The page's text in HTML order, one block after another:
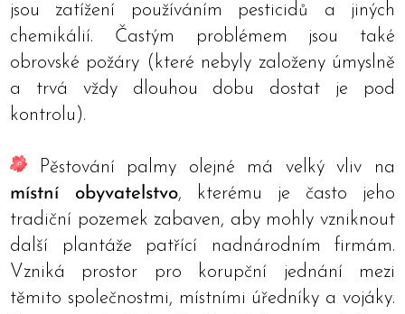
jsou zatížení používáním pesticidů a jiných
chemikálií. Častým problémem jsou také
obrovské požáry (které nebyly založeny úmyslně
a trvá vždy dlouhou dobu dostat je pod
kontrolu).
Pěstování palmy olejné má velký vliv na
místní obyvatelstvo, kterému je často jeho
tradiční pozemek zabaven, aby mohly vzniknout
další plantáže patřící nadnárodním firmám.
Vzniká prostor pro korupční jednání mezi
těmito společnostmi, místními úředníky a vojáky.